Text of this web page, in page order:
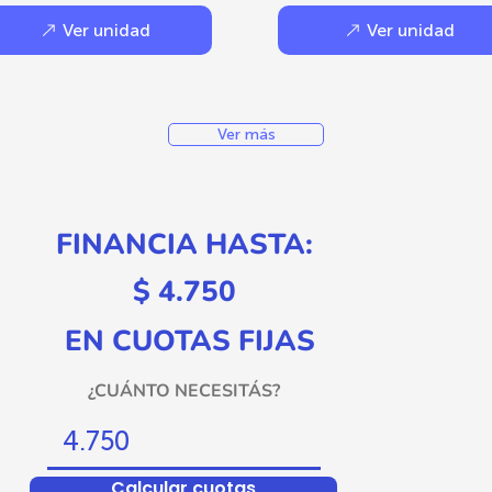
Ver unidad Ver unidad
Ver más
FINANCIA HASTA:
$ 4.750
EN CUOTAS FIJAS
¿CUÁNTO NECESITÁS?